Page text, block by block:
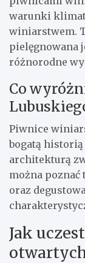
warunki
winiarstwem.
pielęgnowana
różnorodne
Co
Piwnice
bogatą
architekturą
można
oraz
Jak